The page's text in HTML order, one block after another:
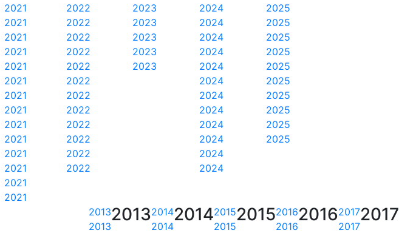
2025
2025
2025
2025
2025
2025
2025
2025
2025
2025
2024
2024
2024
2024
2024
2024
2024
2024
2024
2024
2024
2024
2023
2023
2023
2023
2023
2022
2022
2022
2022
2022
2022
2022
2022
2022
2022
2022
2022
2021
2021
2021
2021
2021
2021
2021
2021
2021
2021
2021
2021
2021
2021
2017
2017
2017
2016
2016
2016
2015
2015
2015
2014
2014
2014
2013
2013
2013